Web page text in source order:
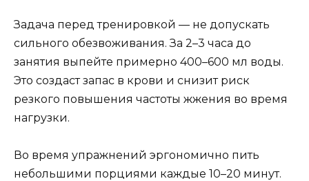
Задача перед тренировкой — не допускать
сильного обезвоживания. За 2–3 часа до
занятия выпейте примерно 400–600 мл воды.
Это создаст запас в крови и снизит риск
резкого повышения частоты жжения во время
нагрузки.
Во время упражнений эргономично пить
небольшими порциями каждые 10–20 минут.